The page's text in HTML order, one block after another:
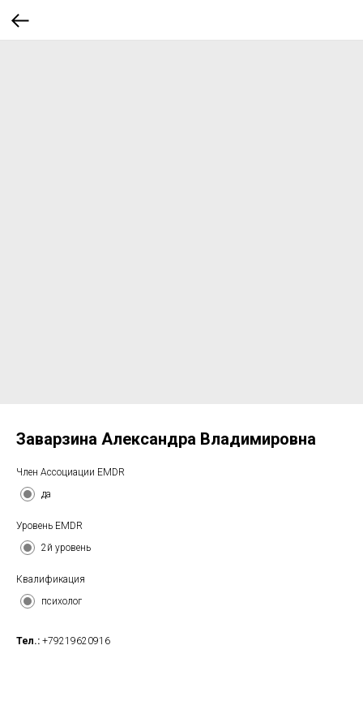
Заварзина Александра Владимировна
Член Ассоциации EMDR
да
Уровень EMDR
2й уровень
Квалификация
психолог
Тел.: +79219620916